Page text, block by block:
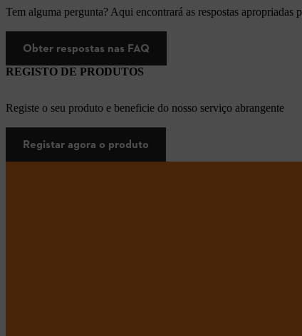
Tem alguma pergunta? Aqui encontrará as respostas apropriadas
Obter respostas nas FAQ
REGISTO DE PRODUTOS
Registe o seu produto e beneficie do nosso serviço abrangente
Registar agora o produto